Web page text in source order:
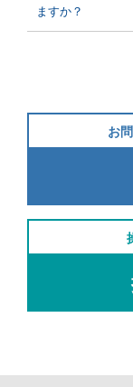
ますか？
お